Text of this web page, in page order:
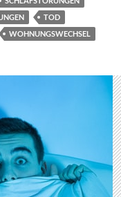
TOD
WOHNUNGSWECHSEL